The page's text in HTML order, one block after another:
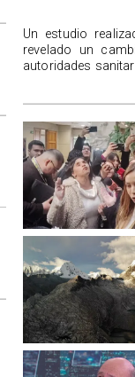
Un estudio
revelado un
autoridades